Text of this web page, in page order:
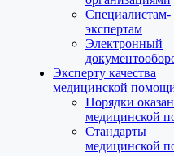
Специалистам-
экспертам
Электронный
Эксперту качества
медицинской
Порядки
медицинской
Стандарты
медицинской